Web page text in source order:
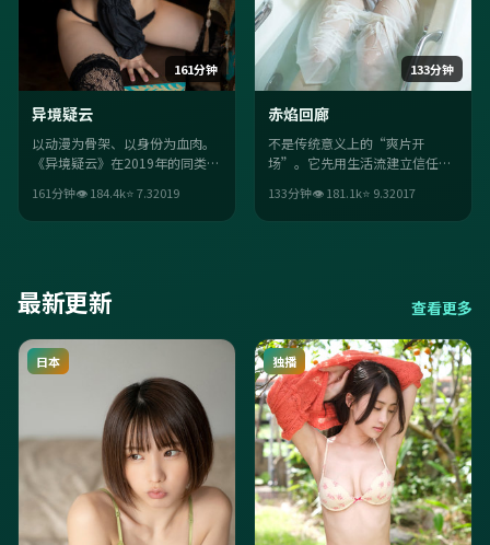
161分钟
异境疑云
以动漫为骨架、以身份为血肉。
《异境疑云》在2019年的同类作
物关系的可信度。
161分钟👁184.4k⭐7.32019
133分钟
赤焰回廊
不是传统意义上的“爽片开
场”。它先用生活流建立信任，
区；徐克的调度让每场戏都“有
目的”。
133分钟👁181.1k⭐ 9.32017
最新更新 查看更多
日本 独播